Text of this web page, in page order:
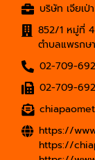
บริษัท เจียเป่
852/1 หมู่ที่
ตำบลแพรกษ
02-709-
02-709-
https://
https://